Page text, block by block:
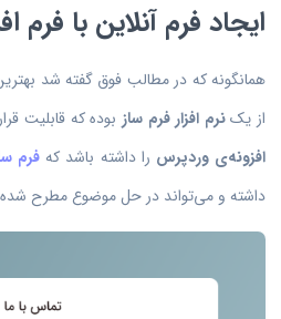
ایجاد فرم آنلاین با فرم
همانگونه که در مطالب فوق گفته شد
از یکنرم افزار فرم ساز بوده که قابلیت
افزونه‌ی وردپرس را داشته باشد که فرم
داشته و می‌تواند در حل موضوع مطرح شده